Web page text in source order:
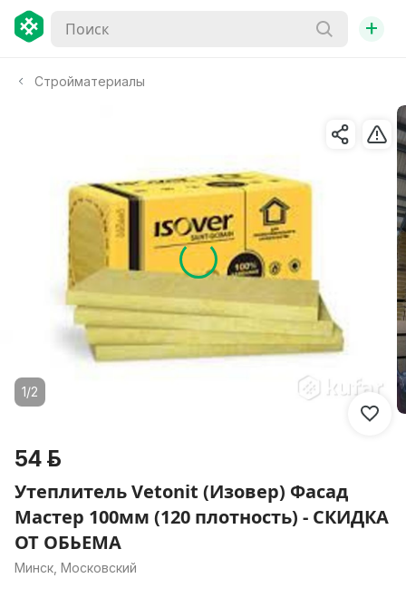
+
Стройматериалы
1/2
54 р.
Утеплитель Vetonit (Изовер) Фасад
Мастер 100мм (120 плотность) - СКИДКА
ОТ ОБЬЕМА
Минск, Московский